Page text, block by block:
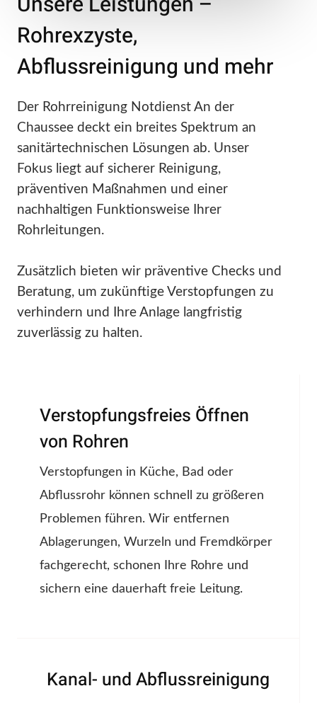
Rohrexzyste,
Abflussreinigung und mehr
Der Rohrreinigung Notdienst An der
Chaussee deckt ein breites Spektrum an
sanitärtechnischen Lösungen ab. Unser
Fokus liegt auf sicherer Reinigung,
präventiven Maßnahmen und einer
nachhaltigen Funktionsweise Ihrer
Rohrleitungen.
Zusätzlich bieten wir präventive Checks und
Beratung, um zukünftige Verstopfungen zu
verhindern und Ihre Anlage langfristig
zuverlässig zu halten.
Verstopfungsfreies Öffnen
von Rohren
Verstopfungen in Küche, Bad oder
Abflussrohr können schnell zu größeren
Problemen führen. Wir entfernen
Ablagerungen, Wurzeln und Fremdkörper
fachgerecht, schonen Ihre Rohre und
sichern eine dauerhaft freie Leitung.
Kanal- und Abflussreinigung